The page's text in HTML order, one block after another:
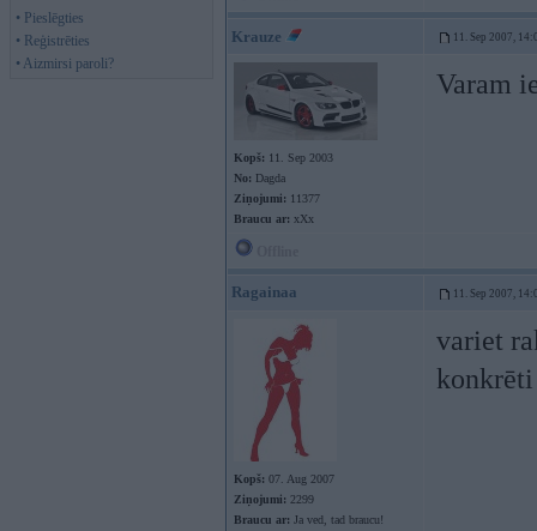
• Pieslēgties
• Reģistrēties
• Aizmirsi paroli?
Krauze 11. Sep 2007,
Kopš: 11. Sep 2003
No: Dagda
Ziņojumi: 11377
Braucu ar: xXx
Varam
Ragainaa 11. Sep 2007,
Kopš: 07. Aug 2007
Ziņojumi: 2299
Braucu ar: Ja ved, tad braucu!
variet